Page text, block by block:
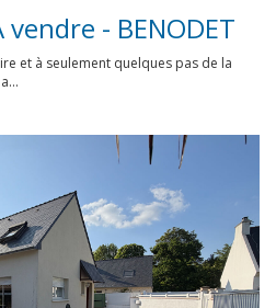
- BENODET
et à seulement quelques pas de la